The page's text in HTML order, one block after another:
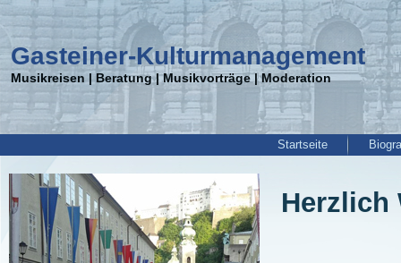
Gasteiner-Kulturmanagement
Musikreisen | Beratung | Musikvorträge | Moderation
Startseite
Herzlich